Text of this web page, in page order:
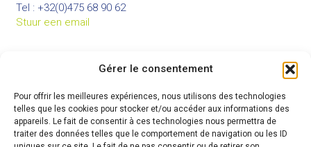
Gérer le consentement
Pour offrir les meilleures expériences, nous utilisons des technologies
telles que les cookies pour stocker et/ou accéder aux informations des
appareils. Le fait de consentir à ces technologies nous permettra de
traiter des données telles que le comportement de navigation ou les ID
Tel : +32(0)475 68 90 62
Stuur een email
Bureau principal :
Rue du Colâ 82 à 7973 Beloeil
GSM : +32(0)474 80 22 19
Site web :www.cepha-rh.com